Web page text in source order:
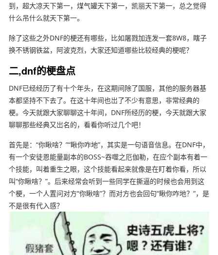
到，超大凉天下第一，煤气罐天下第一，凯丽天下第一，总之觉得
什么吊什么就天下第一。
除了这些之外DNF的梗还有哪些，比如屠戮加连发一套8W8，瞎子
换不锈钢铁盆，阿波克烈，大家还知道哪些比较经典的梗呢？
二,dnf的梗盘点
DNF已经经历了有十个年头，在这期间除了国服，其他的服务器基
本都坚持不下去了。在这十年间也岀了不少有意思，非常经典的
梗。今天就跟大家聊聊这十年间，DNF所经历的梗，今天就跟大家
聊聊那些经典又岀名的，看看你听过几个吧！
首先是：“你瞅啥？”“瞅你咋地”，其实是一句语音信息。在DNF中，
有一个安徒恩能量副本的BOSS~吞噬之厄伽勒，在应个副本有着一
个技能，叫着重生之眼，这个技能看起来就像是在盯着你看，所以
叫“你瞅啥？”。后来经常会听到一些同学在撕逼的时候也会用到这
个梗，一个人置问对方“你瞅啥”？而对方也会回句“瞅你咋地？”，是
不是很有代入感？